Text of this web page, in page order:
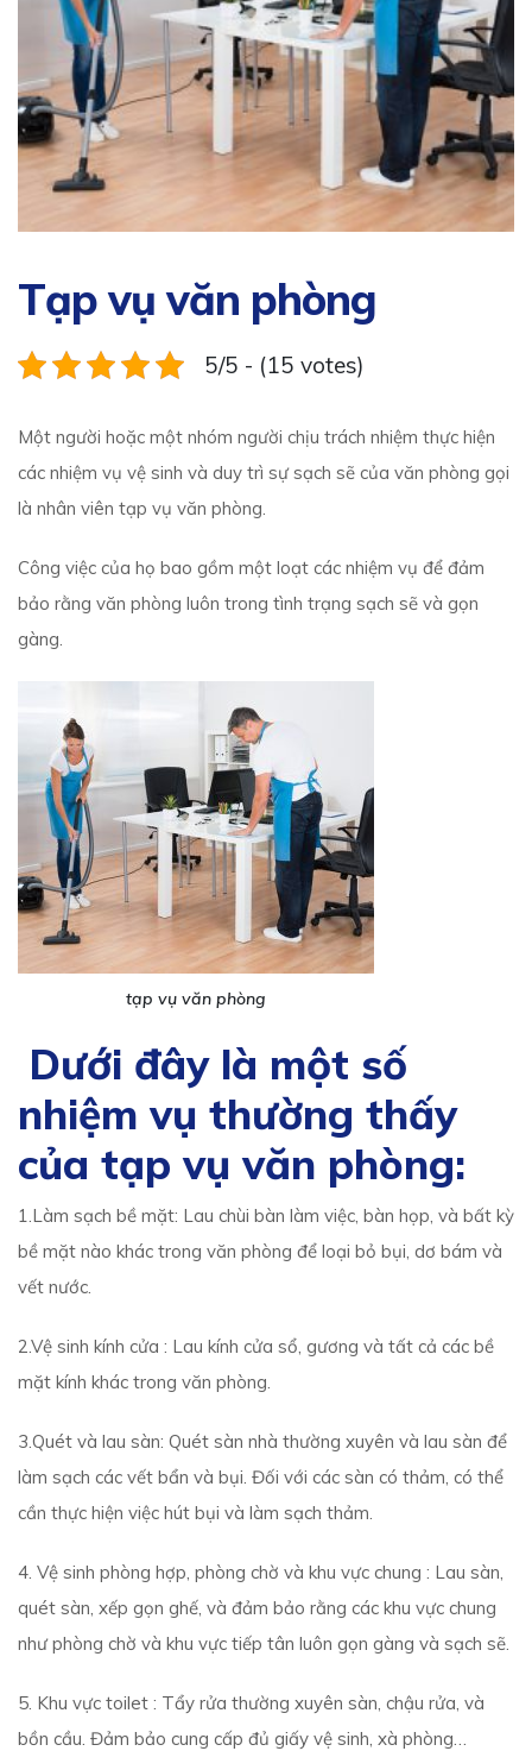
Tạp vụ văn phòng
5/5 - (15 votes)
Một người hoặc một nhóm người chịu trách nhiệm thực hiện
các nhiệm vụ vệ sinh và duy trì sự sạch sẽ của văn phòng gọi
là nhân viên tạp vụ văn phòng.
Công việc của họ bao gồm một loạt các nhiệm vụ để đảm
bảo rằng văn phòng luôn trong tình trạng sạch sẽ và gọn
gàng.
tạp vụ văn phòng
Dưới đây là một số
nhiệm vụ thường thấy
của tạp vụ văn phòng:
1.Làm sạch bề mặt: Lau chùi bàn làm việc, bàn họp, và bất kỳ
bề mặt nào khác trong văn phòng để loại bỏ bụi, dơ bám và
vết nước.
2.Vệ sinh kính cửa : Lau kính cửa sổ, gương và tất cả các bề
mặt kính khác trong văn phòng.
3.Quét và lau sàn: Quét sàn nhà thường xuyên và lau sàn để
làm sạch các vết bẩn và bụi. Đối với các sàn có thảm, có thể
cần thực hiện việc hút bụi và làm sạch thảm.
4. Vệ sinh phòng hợp, phòng chờ và khu vực chung : Lau sàn,
quét sàn, xếp gọn ghế, và đảm bảo rằng các khu vực chung
như phòng chờ và khu vực tiếp tân luôn gọn gàng và sạch sẽ.
5. Khu vực toilet : Tẩy rửa thường xuyên sàn, chậu rửa, và
bồn cầu. Đảm bảo cung cấp đủ giấy vệ sinh, xà phòng…